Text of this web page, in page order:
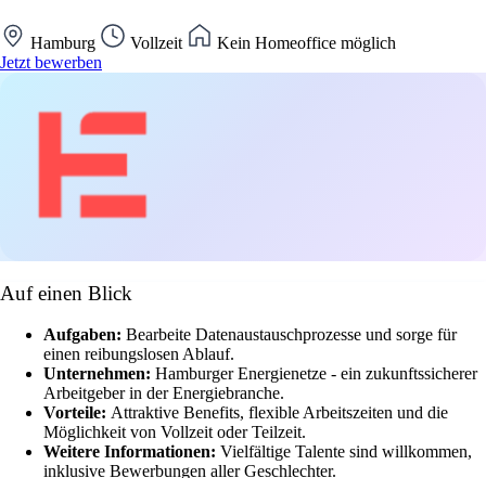
Hamburg Vollzeit
Kein Homeoffice möglich
Jetzt bewerben
Auf einen Blick
Aufgaben: Bearbeite Datenaustauschprozesse und sorge für
einen reibungslosen Ablauf.
Unternehmen: Hamburger Energienetze - ein zukunftssicherer
Arbeitgeber in der Energiebranche.
Vorteile: Attraktive Benefits, flexible Arbeitszeiten und die
Möglichkeit von Vollzeit oder Teilzeit.
Weitere Informationen: Vielfältige Talente sind willkommen,
inklusive Bewerbungen aller Geschlechter.